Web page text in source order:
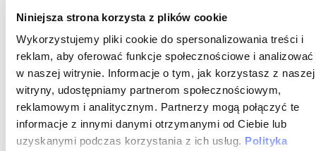
Niniejsza strona korzysta z plików cookie
Wykorzystujemy pliki cookie do spersonalizowania treści i
reklam, aby oferować funkcje społecznościowe i
w naszej witrynie. Informacje o tym, jak korzystasz z naszej
witryny, udostępniamy partnerom społecznościowym,
reklamowym i analitycznym. Partnerzy mogą połączyć te
informacje z innymi danymi otrzymanymi od Ciebie lub
uzyskanymi podczas korzystania z ich usług. Polityka
zbudowała się wokół niego społeczność, która
wyczekuje godnego następcy już ponad 50-letniego
języka C.
Podsumowując